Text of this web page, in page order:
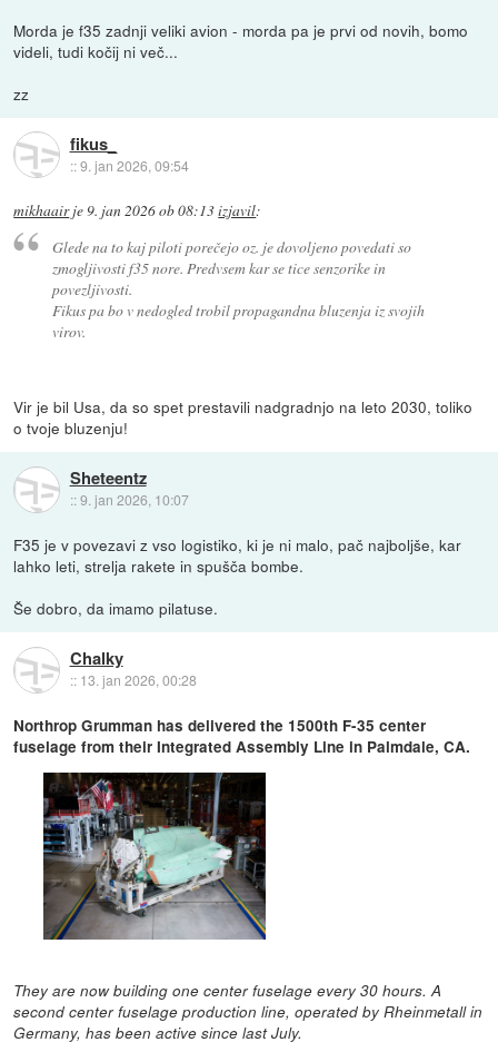
Morda je f35 zadnji veliki avion - morda pa je prvi od novih, bomo
videli, tudi kočij ni več...
zz
fikus_
::9. jan 2026, 09:54
mikhaairje 9. jan 2026 ob 08:13izjavil:
Glede na to kaj piloti porečejo oz. je dovoljeno povedati so
zmogljivosti f35 nore. Predvsem kar se tice senzorike in
povezljivosti.
Fikus pa bo v nedogled trobil propagandna bluzenja iz svojih
virov.
Vir je bil Usa, da so spet prestavili nadgradnjo na leto 2030, toliko
o tvoje bluzenju!
Sheteentz
::9. jan 2026, 10:07
F35 je v povezavi z vso logistiko, ki je ni malo, pač najboljše, kar
lahko leti, strelja rakete in spušča bombe.
Še dobro, da imamo pilatuse.
Chalky
:: 13. jan 2026, 00:28
Northrop Grumman has delivered the 1500th F-35 center
fuselage from their Integrated Assembly Line in Palmdale, CA.
They are now building one center fuselage every 30 hours. A
second center fuselage production line, operated by Rheinmetall in
Germany, has been active since last July.